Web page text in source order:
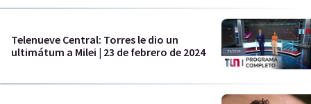
Telenueve Central: Torres le dio un
ultimátum a Milei | 23 de febrero de 2024